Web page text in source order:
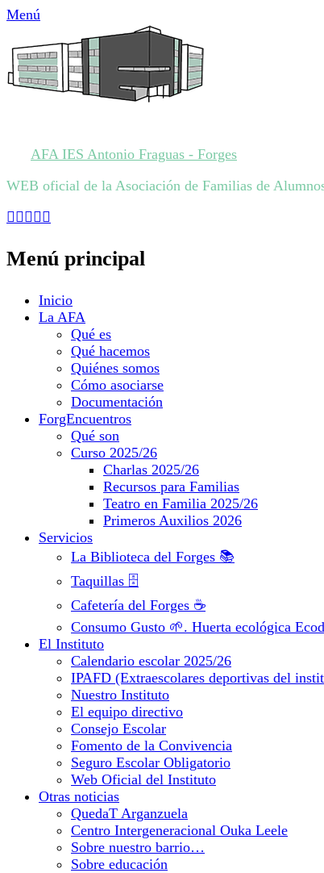
Menú
AFA IES Antonio Fraguas - Forges
WEB oficial de la Asociación de Familias de
Facebook
Twitter
FeedYouTube
Menú principal
Saltar
contenido
Inicio
La AFA
Qué es
Qué hacemos
Quiénes somos
Cómo asociarse
Documentación
ForgEncuentros
Qué son
Curso 2025/26
Charlas 2025/26
Recursos para Familias
Teatro en Familia 2025/26
Primeros Auxilios 2026
Servicios
La Biblioteca del Forges 📚
Taquillas 🗄️
Cafetería del Forges ☕
Consumo Gusto 🌱. Huerta ecológica
El Instituto
Calendario escolar 2025/26
IPAFD (Extraescolares deportivas del
Nuestro Instituto
El equipo directivo
Consejo Escolar
Fomento de la Convivencia
Seguro Escolar Obligatorio
Web Oficial del Instituto
Otras noticias
QuedaT Arganzuela
Centro Intergeneracional Ouka Leele
Sobre nuestro barrio…
Sobre educación